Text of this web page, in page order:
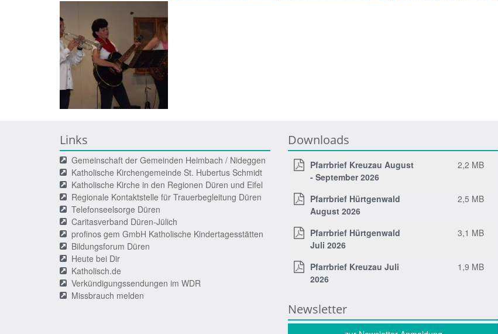
Links
Gemeinschaft der Gemeinden Heimbach / Nideggen
Katholische Kirchengemeinde St. Hubertus Schmidt
Katholische Kirche in den Regionen Düren und Eifel
Regionale Kontaktstelle für Trauerbegleitung Düren
Telefonseelsorge Düren
Caritasverband Düren-Jülich
profinos gem GmbH Katholische Kindertagesstätten
Bildungsforum Düren
Heute bei Dir
Katholisch.de
Verkündigungssendungen im WDR
Missbrauch melden
Downloads
Pfarrbrief Kreuzau August
- September 2026
2,2 MB
Pfarrbrief Hürtgenwald
August 2026
2,5 MB
Pfarrbrief Hürtgenwald
Juli 2026
3,1 MB
Pfarrbrief Kreuzau Juli
2026
1,9 MB
Newsletter